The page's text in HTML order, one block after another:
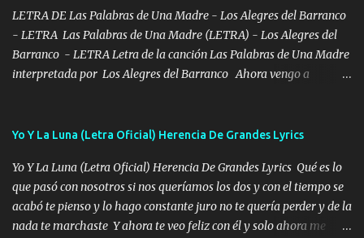
en corto me tiró a per...
LETRA DE Las Palabras de Una Madre - Los Alegres del Barranco
- LETRA Las Palabras de Una Madre (LETRA) - Los Alegres del
Barranco - LETRA Letra de la canción Las Palabras de Una Madre
interpretada por Los Alegres del Barranco Ahora vengo a
viento a su hijo y aunque ahora ya este con Dios el destino así lo
seguiré esperando hasta volvernos a vernos El recuerdo que yo
tengo de mi mente no se va, en mi corazón me llevo lo mismo que
tu papá, a veces me pongo triste porque no puedo mirarte, mas se
que tu me escuchas porque tu eres mi gran ángel, El desespero me
Yo Y La Luna (Letra Oficial) Herencia De Grandes Lyrics
Yo Y La Luna (Letra Oficial) Herencia De Grandes Lyrics Qué es lo
que pasó con nosotros si nos queríamos los dos y con el tiempo se
acabó te pienso y lo hago constante juro no te quería perder y de la
nada te marchaste Y ahora te veo feliz con él y solo ahora me